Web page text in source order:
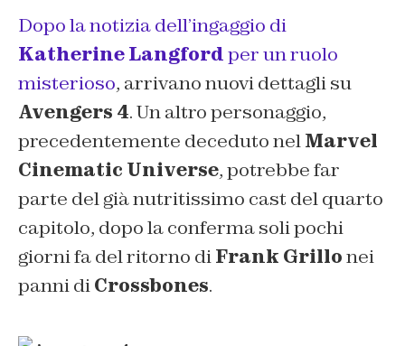
Dopo la notizia dell’ingaggio di
Katherine Langfordper un ruolo
misterioso, arrivano nuovi dettagli su
Avengers 4. Un altro personaggio,
precedentemente deceduto nelMarvel
Cinematic Universe, potrebbe far
parte del già nutritissimo cast del quarto
capitolo, dopo la conferma soli pochi
giorni fa del ritorno diFrank Grillonei
panni diCrossbones.